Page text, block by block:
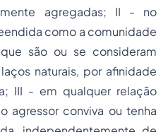
agregadas; II - no
como a comunidade
são ou se consideram
naturais, por afinidade
III - em qualquer relação
agressor conviva ou tenha